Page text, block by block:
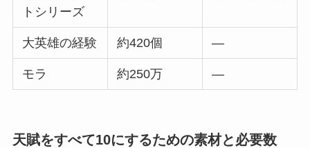
トシリーズ
大英雄の経験 約420個 ―
モラ 約250万 ―
天賦をすべて10にするための素材と必要数